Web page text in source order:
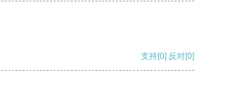
支持[0] 反对[0]